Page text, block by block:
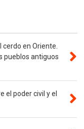
cerdo en Oriente.
pueblos antiguos
el poder civil y el